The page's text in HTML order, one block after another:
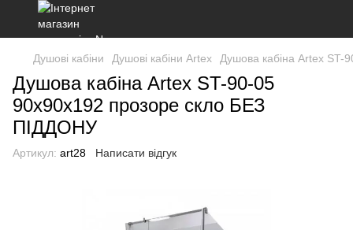
Душові кабіни Душові кабіни Artex Душова кабіна Artex
Душова кабіна Artex ST-90-05
90х90х192 прозоре скло БЕЗ
ПІДДОНУ
Артикул: art28 Написати відгук